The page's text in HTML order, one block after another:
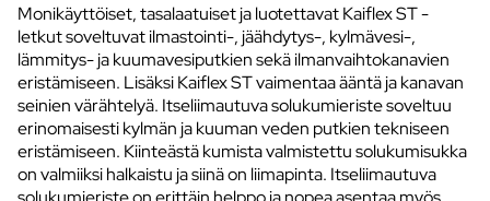
Monikäyttöiset, tasalaatuiset ja luotettavat Kaiflex ST -
letkut soveltuvat ilmastointi-, jäähdytys-, kylmävesi-,
lämmitys- ja kuumavesiputkien sekä ilmanvaihtokanavien
eristämiseen. Lisäksi Kaiflex ST vaimentaa ääntä ja kanavan
seinien värähtelyä. Itseliimautuva solukumieriste soveltuu
erinomaisesti kylmän ja kuuman veden putkien tekniseen
eristämiseen. Kiinteästä kumista valmistettu solukumisukka
on valmiiksi halkaistu ja siinä on liimapinta. Itseliimautuva